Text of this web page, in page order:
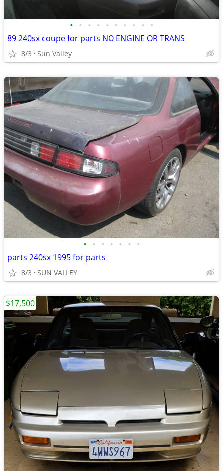
• • • • • • • • • •
89 240sx coupe for parts NO ENGINE OR TRANS
8/3 Sun Valley
• • • • • • •
parts 240sx 1995 for parts
8/3 SUN VALLEY
$17,500